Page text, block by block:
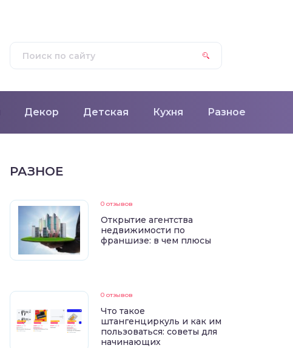
Декор Детская Кухня Разное
РАЗНОЕ
0 отзывов
Открытие агентства
недвижимости по
франшизе: в чем плюсы
0 отзывов
Что такое
штангенциркуль и как им
пользоваться: советы для
начинающих